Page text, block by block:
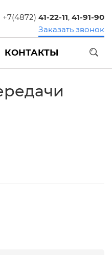
+7(4872) 41-22-11, 41-91-90
Заказать звонок
КОНТАКТЫ